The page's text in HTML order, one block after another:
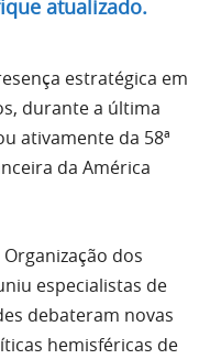
atualizado.
estratégica em
durante a última
ativamente da 58ª
da América
dos
especialistas de
debateram novas
hemisféricas de